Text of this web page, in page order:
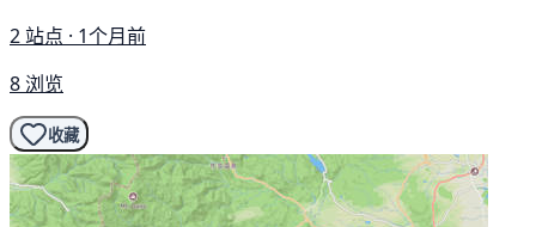
2 站点 · 1个月前
8 浏览
收藏